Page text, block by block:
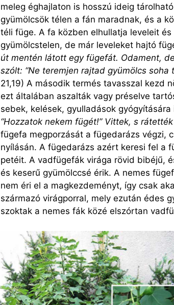
meleg éghajlaton is hosszú ideig
gyümölcsök télen a fán maradnak, és a
téli füge. A fa közben elhullatja leveleit
gyümölcstelen, de már leveleket hajtó
út mentén látott egy fügefát. Odament,
szólt: “Ne teremjen rajtad gyümölcs
21,19) A második termés tavasszal kezd
ezt általában aszalták vagy préselve
sebek, kelések, gyulladások
“Hozzatok nekem fügét!” Vittek, s
fügefa megporzását a fügedarázs végzi,
nyílásán. A fügedarázs azért keresi fel a
petéit. A vadfügefák virága rövid bibéjű,
és keserű gyümölccsé érik. A nemes
nem éri el a magkezdeményt, így csak
származó virágporral, mely ezután édes
szoktak a nemes fák közé elszórtan